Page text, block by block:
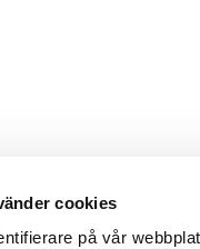
cookies
på vår